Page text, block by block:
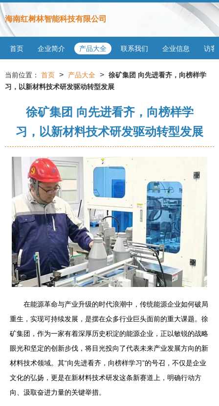
海南红树林智能科技有限公司
首页 企业简介 产品大全 联系我们 企业信息 访客
当前位置： 首页 > 产品大全 > 徐矿集团 向先进看齐，向榜样学
习，以新材料技术研发驱动转型发展
徐矿集团 向先进看齐，向榜样学
习，以新材料技术研发驱动转型发展
在能源革命与产业升级的时代浪潮中，传统能源企业如何破局
重生，实现可持续发展，是摆在众多行业巨头面前的重大课题。徐
矿集团，作为一家有着深厚历史积淀的能源企业，正以敏锐的战略
眼光和坚定的创新步伐，将目光投向了代表未来产业发展方向的新
材料技术领域。其“向先进看齐，向榜样学习”的号召，不仅是企业
文化的弘扬，更是在新材料技术研发这条新赛道上，明确行动方
向、汲取奋进力量的关键举措。